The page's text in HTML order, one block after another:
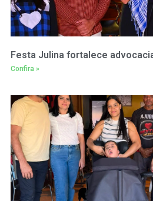
Festa Julina fortalece
Confira »